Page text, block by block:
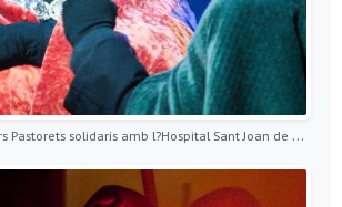
Calaf farà els primers Pastorets solidaris amb l?Hospital Sant Joan de Déu